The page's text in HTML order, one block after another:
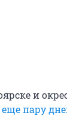
и
пару